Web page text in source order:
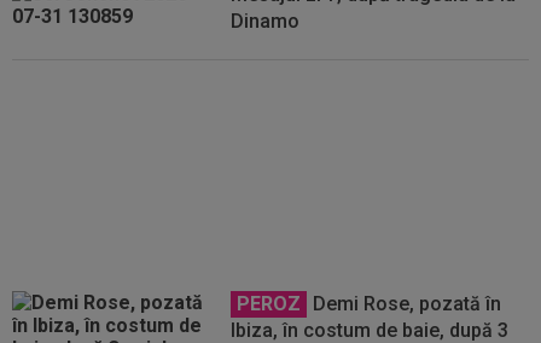
Dinamo
PEROZ
Demi Rose, pozată în
Ibiza, în costum de baie, după 3